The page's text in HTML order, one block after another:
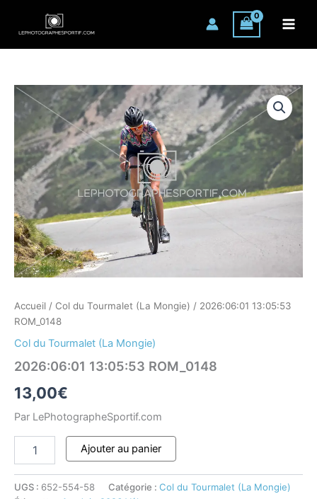
Accueil / Col du Tourmalet (La Mongie) / 2026:06:01 13:05:53
ROM_0148
Col du Tourmalet (La Mongie)
2026:06:01 13:05:53 ROM_0148
13,00€
Par LePhotographeSportif.com
quantité
de
2026:06:01
13:05:53
ROM_0148
Ajouter au panier
UGS : 652-554-58 Catégorie : Col du Tourmalet (La Mongie)